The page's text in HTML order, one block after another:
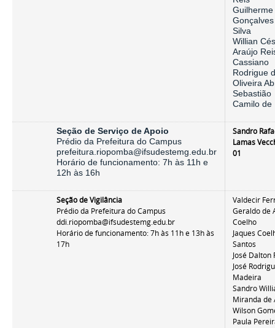
Guilherme
Silva
Willian
Araújo
Cassiano
Rodrigue
Oliveira
Sebastião
Camilo de
Seção de Serviço de Apoio
Prédio da Prefeitura do Campus
prefeitura.riopomba@ifsudestemg.edu.br
Horário de funcionamento: 7h às 11h e
12h às 16h
Sandro
Lamas
01
Seção de Vigilância
Prédio da Prefeitura do Campus
ddi.riopomba@ifsudestemg.edu.br
Horário de funcionamento: 7h às 11h e 13h às
17h
Valdecir
Geraldo de
Coelho
Jaques
Santos
José Dalton
José
Madeira
Sandro
Miranda de
Wilson
Paula